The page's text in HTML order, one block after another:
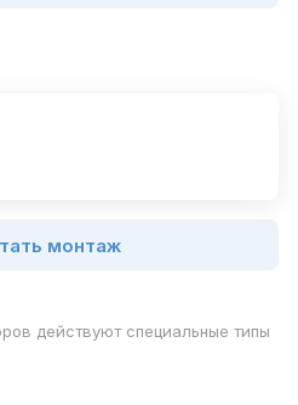
монтаж
действуют специальные типы